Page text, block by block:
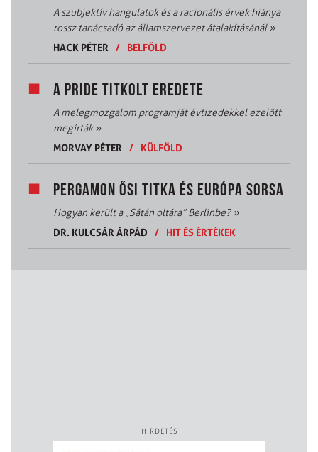
A szubjektív hangulatok és a racionális érvek hiánya
rossz tanácsadó az államszervezet átalakításánál»
HACK PÉTER
/ BELFÖLD
A PRIDE TITKOLT EREDETE
A melegmozgalom programját évtizedekkel ezelőtt
megírták»
MORVAY PÉTER
/ KÜLFÖLD
PERGAMON ŐSI TITKA ÉS EURÓPA SORSA
Hogyan került a „Sátán oltára” Berlinbe?»
DR. KULCSÁR ÁRPÁD
/ HIT ÉS ÉRTÉKEK
HIRDETÉS